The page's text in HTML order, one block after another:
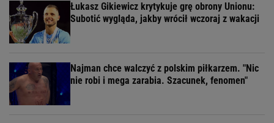
Łukasz Gikiewicz krytykuje grę obrony Unionu:
Subotić wygląda, jakby wrócił wczoraj z wakacji
Najman chce walczyć z polskim piłkarzem. "Nic
nie robi i mega zarabia. Szacunek, fenomen"